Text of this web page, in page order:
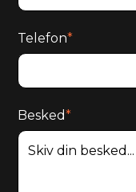
Telefon*
Besked*